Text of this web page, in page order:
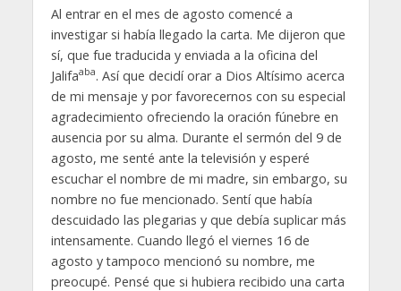
Al entrar en el mes de agosto comencé a
investigar si había llegado la carta. Me dijeron que
sí, que fue traducida y enviada a la oficina del
Jalifaaba. Así que decidí orar a Dios Altísimo acerca
de mi mensaje y por favorecernos con su especial
agradecimiento ofreciendo la oración fúnebre en
ausencia por su alma. Durante el sermón del 9 de
agosto, me senté ante la televisión y esperé
escuchar el nombre de mi madre, sin embargo, su
nombre no fue mencionado. Sentí que había
descuidado las plegarias y que debía suplicar más
intensamente. Cuando llegó el viernes 16 de
agosto y tampoco mencionó su nombre, me
preocupé. Pensé que si hubiera recibido una carta